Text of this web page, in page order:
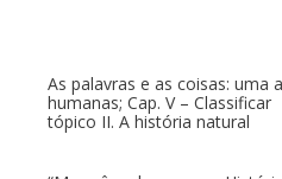
As palavras e as coisas: uma
humanas; Cap. V – Classificar
tópico II. A história natural